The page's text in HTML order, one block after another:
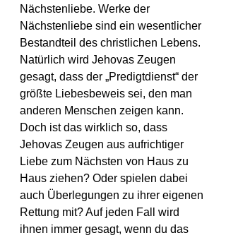
Nächstenliebe. Werke der
Nächstenliebe sind ein wesentlicher
Bestandteil des christlichen Lebens.
Natürlich wird Jehovas Zeugen
gesagt, dass der „Predigtdienst“ der
größte Liebesbeweis sei, den man
anderen Menschen zeigen kann.
Doch ist das wirklich so, dass
Jehovas Zeugen aus aufrichtiger
Liebe zum Nächsten von Haus zu
Haus ziehen? Oder spielen dabei
auch Überlegungen zu ihrer eigenen
Rettung mit? Auf jeden Fall wird
ihnen immer gesagt, wenn du das